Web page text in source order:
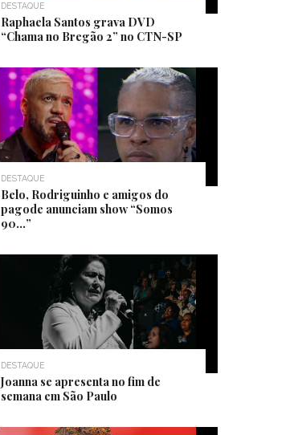
DESTAQUE
Raphaela Santos grava DVD
“Chama no Bregão 2” no CTN-SP
DESTAQUE
Belo, Rodriguinho e amigos do
pagode anunciam show “Somos
90…”
DESTAQUE
Joanna se apresenta no fim de
semana em São Paulo